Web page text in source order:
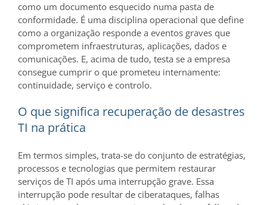
como um documento esquecido numa pasta de
conformidade. É uma disciplina operacional que define
como a organização responde a eventos graves que
comprometem infraestruturas, aplicações, dados e
comunicações. E, acima de tudo, testa se a empresa
consegue cumprir o que prometeu internamente:
continuidade, serviço e controlo.
O que significa recuperação de desastres
TI na prática
Em termos simples, trata-se do conjunto de estratégias,
processos e tecnologias que permitem restaurar
serviços de TI após uma interrupção grave. Essa
interrupção pode resultar de ciberataques, falhas